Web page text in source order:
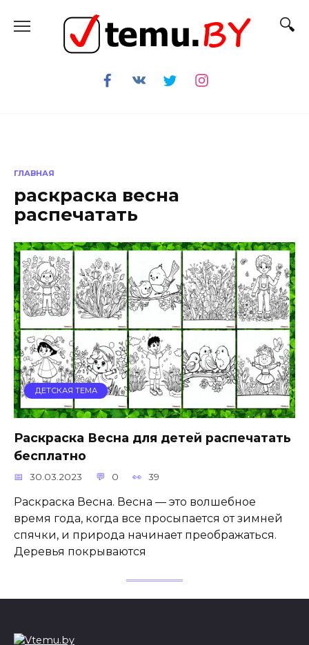
содержанию
ГЛАВНАЯ
раскраска весна
распечатать
ДЕТСКАЯ ТЕМА
Раскраска Весна для детей распечатать
бесплатно
30.03.2023 0 39
Раскраска Весна. Весна — это волшебное
время года, когда все просыпается от зимней
спячки, и природа начинает преображаться.
Деревья покрываются